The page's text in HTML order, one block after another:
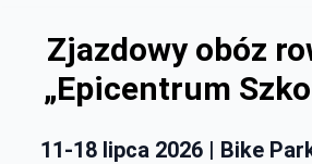
Zjazdowy obóz
„Epicentrum
11-18 lipca 2026 | Bike